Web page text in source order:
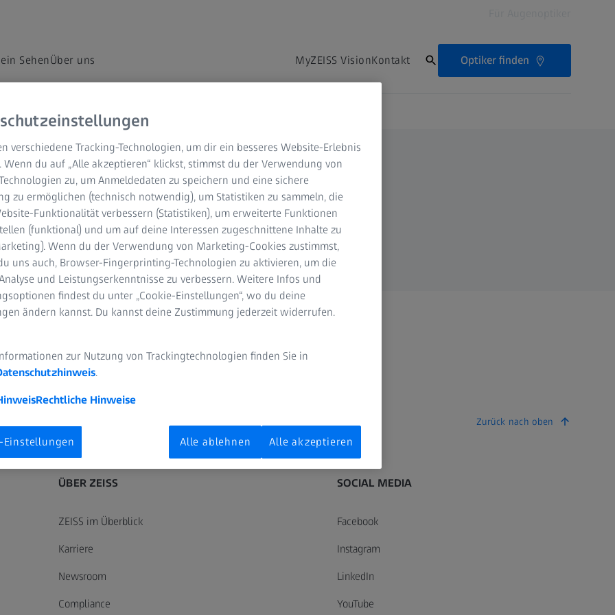
SehenÜber uns MyZEISS VisionKontakt Optiker finden
–
zu verstehen.
Fragen.
Zurück nach oben
ZEISS Sunlens Informationen über Restrisiken ZEISS Gruppe
ÜBER ZEISS
ZEISS im Überblick
Karriere
Newsroom
Compliance
SOCIAL MEDIA
Facebook
Instagram
LinkedIn
YouTube
verschiedene Tracking-Technologien, um dir ein besseres Website-Erlebnis
Wenn du auf „Alle akzeptieren“ klickst, stimmst du der Verwendung von
zu, um Anmeldedaten zu speichern und eine sichere
zu ermöglichen (technisch notwendig), um Statistiken zu sammeln, die
Funktionalität verbessern (Statistiken), um erweiterte Funktionen
(funktional) und um auf deine Interessen zugeschnittene Inhalte zu
Wenn du der Verwendung von Marketing-Cookies zustimmst,
uns auch, Browser-Fingerprinting-Technologien zu aktivieren, um die
und Leistungserkenntnisse zu verbessern. Weitere Infos und
findest du unter „Cookie-Einstellungen“, wo du deine
ändern kannst. Du kannst deine Zustimmung jederzeit widerrufen.
zur Nutzung von Trackingtechnologien finden Sie in
.
Rechtliche Hinweise
Einstellungen Alle ablehnen Alle akzeptieren